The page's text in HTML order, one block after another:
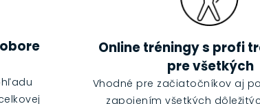
Online tréningy s profi
pre všetkých
Vhodné pre začiatočníkov aj
zapojením všetkých